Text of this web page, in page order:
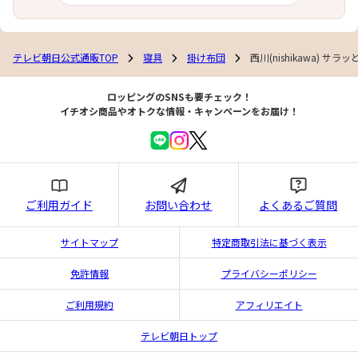
テレビ朝日公式通販TOP 寝具 掛け布団 西川(nishikawa) サラッ
ロッピングのSNSも要チェック！
イチオシ商品やオトクな情報・キャンペーンをお届け！
ご利用ガイド お問い合わせ よくあるご質問
サイトマップ 特定商取引法に基づく表示
免許情報 プライバシーポリシー
ご利用規約 アフィリエイト
テレビ朝日トップ